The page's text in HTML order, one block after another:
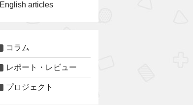
English articles
コラム
レポート・レビュー
プロジェクト